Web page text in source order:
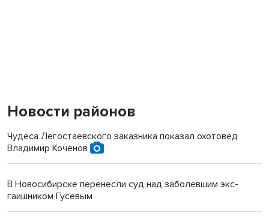
Новости районов
Чудеса Легостаевского заказника показал охотовед
Владимир Коченов
В Новосибирске перенесли суд над заболевшим экс-
гаишником Гусевым